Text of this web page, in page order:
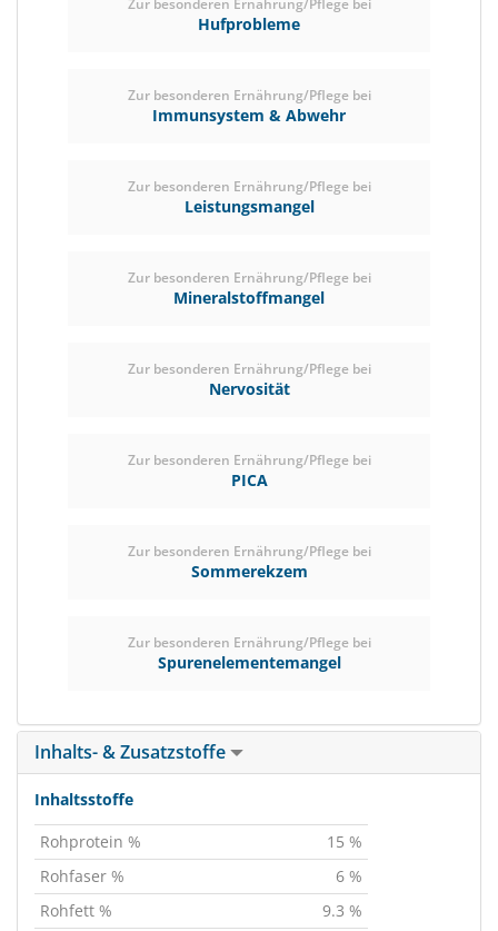
Zur besonderen Ernährung/Pflege bei
Hufprobleme
Zur besonderen Ernährung/Pflege bei
Immunsystem & Abwehr
Zur besonderen Ernährung/Pflege bei
Leistungsmangel
Zur besonderen Ernährung/Pflege bei
Mineralstoffmangel
Zur besonderen Ernährung/Pflege bei
Nervosität
Zur besonderen Ernährung/Pflege bei
PICA
Zur besonderen Ernährung/Pflege bei
Sommerekzem
Zur besonderen Ernährung/Pflege bei
Spurenelementemangel
Inhalts- & Zusatzstoffe
Inhaltsstoffe
Rohprotein %
15 %
Rohfaser %
6 %
Rohfett %
9.3 %